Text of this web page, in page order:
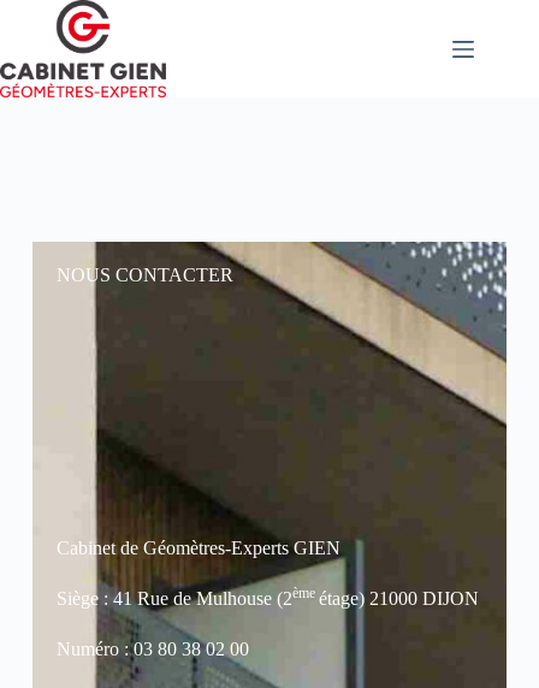
NOUS CONTACTER
Cabinet de Géomètres-Experts GIEN
Siège : 41 Rue de Mulhouse (2ème étage) 21000 DIJON
Numéro : 03 80 38 02 00